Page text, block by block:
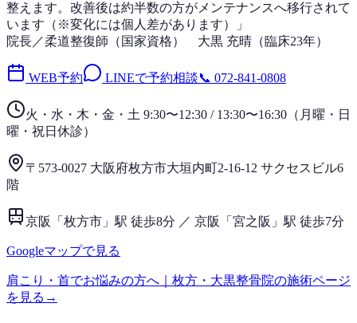
整えます。改善後は約半数の方がメンテナンスへ移行されて
います（※変化には個人差があります）」
院長／柔道整復師（国家資格）
大黒 充晴 （臨床23年）
WEB予約 LINEで予約相談📞 072-841-0808
火・水・木・金・土 9:30〜12:30 / 13:30〜16:30 （ 月曜・日
曜・祝日 休診）
〒573-0027 大阪府枚方市大垣内町2-16-12 サクセスビル6
階
京阪「枚方市」駅 徒歩8分 ／ 京阪「宮之阪」駅 徒歩7分
Googleマップで見る
肩こり・首でお悩みの方へ｜枚方・大黒整骨院の施術ページ
を見る →